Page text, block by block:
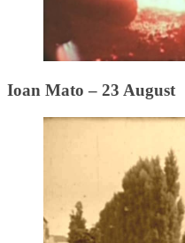
Ioan Mato – 23 August